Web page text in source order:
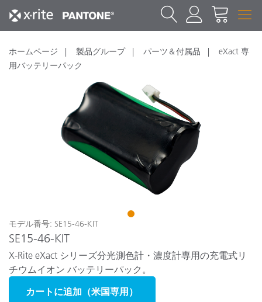
ホームページ 製品グループ パーツ＆付属品
eXact 専
用バッテリーパック
1
モデル番号: SE15-46-KIT
SE15-46-KIT
X-Rite eXact シリーズ分光測色計・濃度計専用の充電式リ
チウムイオン バッテリーパック。
カートに追加（米国専用）